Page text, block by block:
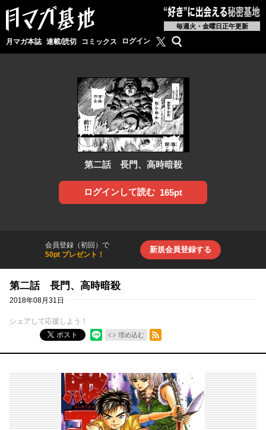
毎週火・金曜日正午更新
月マガ本誌 連載/読切 コミックス ログイン 月マガ基地公式X
検索
第二話 長門、高時暗殺
ログインして読む 165pt
会員登録（初回）で
50pt プレゼント！
新規会員登録する
第二話 長門、高時暗殺
2018年08月31日
シェアして応援しよう！
ポスト
埋め込む
RSSフィード